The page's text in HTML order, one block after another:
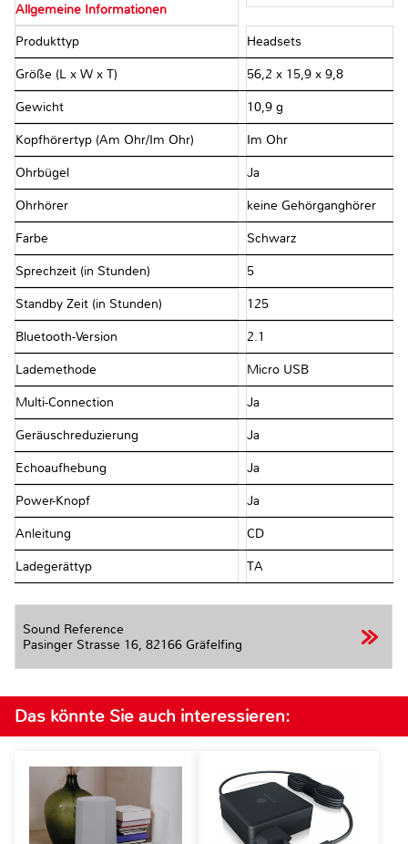
Allgemeine Informationen
Produkttyp Headsets
Größe (L x W x T) 56,2 x 15,9 x 9,8
Gewicht 10,9 g
Kopfhörertyp (Am Ohr/Im Ohr) Im Ohr
Ohrbügel Ja
Ohrhörer keine Gehörganghörer
Farbe Schwarz
Sprechzeit (in Stunden) 5
Standby Zeit (in Stunden) 125
Bluetooth-Version 2.1
Lademethode Micro USB
Multi-Connection Ja
Geräuschreduzierung Ja
Echoaufhebung Ja
Power-Knopf Ja
Anleitung CD
Ladegerättyp TA
Sound Reference
Pasinger Strasse 16, 82166 Gräfelfing
Das könnte Sie auch interessieren: